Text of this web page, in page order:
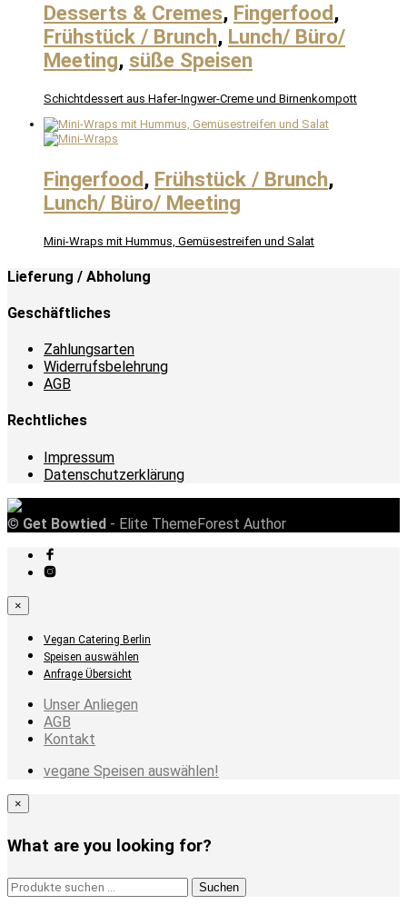
Desserts & Cremes, Fingerfood,
Frühstück / Brunch, Lunch/ Büro/
Meeting, süße Speisen
Schichtdessert aus Hafer-Ingwer-Creme und Birnenkompott
Fingerfood, Frühstück / Brunch,
Lunch/ Büro/ Meeting
Mini-Wraps mit Hummus, Gemüsestreifen und Salat
Lieferung / Abholung
Geschäftliches
Zahlungsarten
Widerrufsbelehrung
AGB
Rechtliches
Impressum
Datenschutzerklärung
© Get Bowtied - Elite ThemeForest Author
×
Vegan Catering Berlin
Speisen auswählen
Anfrage Übersicht
Unser Anliegen
AGB
Kontakt
vegane Speisen auswählen!
×
What are you looking for?
Suchen
Suchen